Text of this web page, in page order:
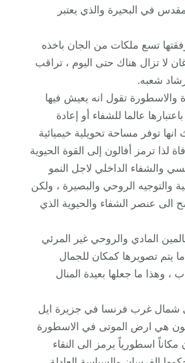
في البحيرة والذي يعتبر
تسع ملكات من الجان باخذه
لا تزال هناك حتى اليوم ، تراقب
شعبه.
والاسطورة تقول انه يعيش فيها
عالما للشفاء أو إعادة
انها توفر مساحة تحويلية خيميائية
لذا ترمز أفالون إلى القوة الحيوية
والشفاء الداخلي لاجل النمو
والتوجيه الروحي والبصيرة ، ولكن
الى عنصر الشفاء والحيوية الذي
المادي والروحي غير المرئي
يتم تصويرها كمكان للجمال
وهذا ما جعلها بعيدة المنال
في شمال غرب فرنسا في جزيرة ايل
هي ارض الموتى في الاسطورة
اسطورياً يرمز الى النقاء